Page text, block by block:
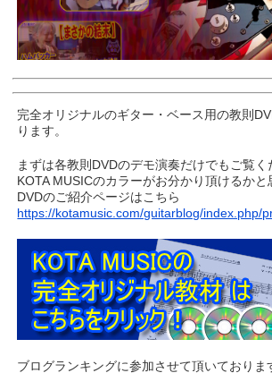
完全オリジナルのギター・ベース用の教則
ります。
まずは各教則DVDのデモ演奏だけでもご覧く
KOTA MUSICのカラーがお分かり頂けるかと
DVDのご紹介ページはこちら
https://kotamusic.com/guitarblog/index.php/
ブログランキングに参加させて頂いておりま